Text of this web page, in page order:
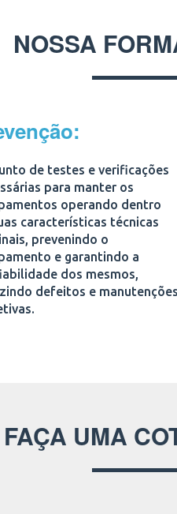
NOSSA
de testes e verificações
para manter os
operando dentro
características técnicas
prevenindo o
e garantindo a
dos mesmos,
defeitos e manutenções
FAÇA UMA